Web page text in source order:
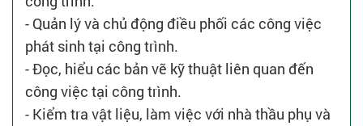
- Quản lý và chủ động điều phối các công việc
phát sinh tại công trình.
- Đọc, hiểu các bản vẽ kỹ thuật liên quan đến
công việc tại công trình.
- Kiểm tra vật liệu, làm việc với nhà thầu phụ và